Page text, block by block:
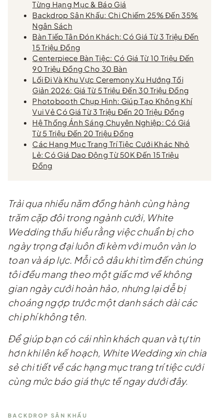
Từng Hạng Mục & Báo Giá
Backdrop Sân Khấu: Chi Chiếm 25% Đến 35%
Ngân Sách
Bàn Tiếp Tân Đón Khách: Có Giá Từ 3 Triệu Đến
15 Triệu Đồng
Centerpiece Bàn Tiệc: Có Giá Từ 10 Triệu Đến
90 Triệu Đồng Cho 30 Bàn
Lối Đi Và Khu Vực Ceremony Xu Hướng Tối
Giản 2026: Giá Từ 5 Triệu Đến 30 Triệu Đồng
Photobooth Chụp Hình: Giúp Tạo Không Khí
Vui Vẻ Có Giá Từ 3 Triệu Đến 20 Triệu Đồng
Hệ Thống Ánh Sáng Chuyên Nghiệp: Có Giá
Từ 5 Triệu Đến 20 Triệu Đồng
Các Hạng Mục Trang Trí Tiệc Cưới Khác Nhỏ
Lẻ: Có Giá Dao Động Từ 50K Đến 15 Triệu
Đồng
Trải qua nhiều năm đồng hành cùng hàng
trăm cặp đôi trong ngành cưới, White
Wedding thấu hiểu rằng việc chuẩn bị cho
ngày trọng đại luôn đi kèm với muôn vàn lo
toan và áp lực. Mỗi cô dâu khi tìm đến chúng
tôi đều mang theo một giấc mơ về không
gian ngày cưới hoàn hảo, nhưng lại dễ bị
choáng ngợp trước một danh sách dài các
chi phí không tên.
Để giúp bạn có cái nhìn khách quan và tự tin
hơn khi lên kế hoạch, White Wedding xin chia
sẻ chi tiết về các hạng mục trang trí tiệc cưới
cùng mức báo giá thực tế ngay dưới đây.
BACKDROP SÂN KHẤU